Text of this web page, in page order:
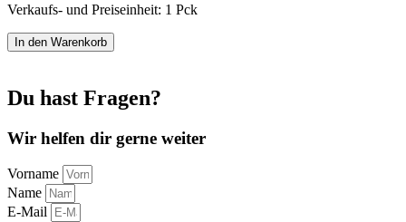
Verkaufs- und Preiseinheit: 1 Pck
Taschengriffe
"Indira"
Stück
(PrymGG)
In den Warenkorb
Du hast Fragen?
Wir helfen dir gerne weiter
Vorname
Name
E-Mail